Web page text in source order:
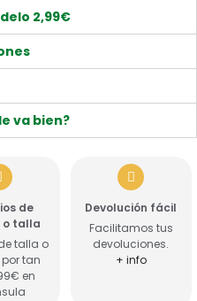
2,99€
va bien?
de
o talla
talla o
tan
en
Devolución fácil
Facilitamos tus
devoluciones.
+ info